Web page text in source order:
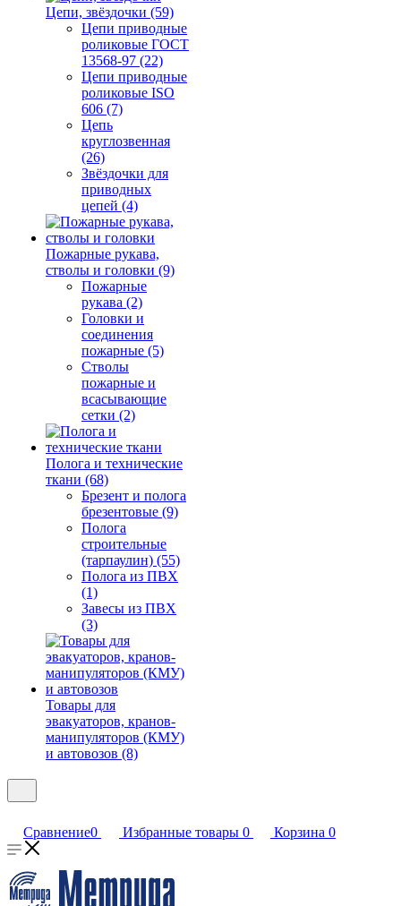
Цепи, звёздочки (59)
Цепи приводные
роликовые ГОСТ
13568-97 (22)
Цепи приводные
роликовые ISO
606 (7)
Цепь
круглозвенная
(26)
Звёздочки для
приводных
цепей (4)
Пожарные рукава,
стволы и головки (9)
Пожарные
рукава (2)
Головки и
соединения
пожарные (5)
Стволы
пожарные и
всасывающие
сетки (2)
Полога и технические
ткани (68)
Брезент и полога
брезентовые (9)
Полога
строительные
(тарпаулин) (55)
Полога из ПВХ
(1)
Завесы из ПВХ
(3)
Товары для
эвакуаторов, кранов-
манипуляторов (КМУ)
и автовозов (8)
Сравнение0 Избранные товары 0 Корзина 0